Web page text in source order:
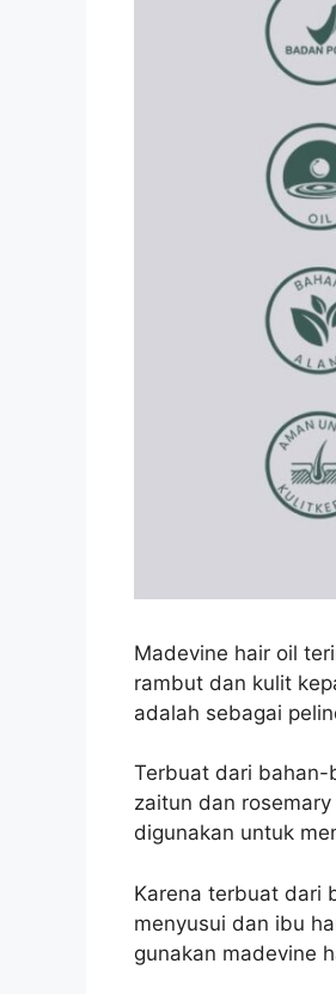
Madevine hair oil
rambut dan kulit
adalah sebagai
Terbuat dari bahan-
zaitun dan
digunakan untuk
Karena terbuat dari
menyusui dan ibu
gunakan madevine